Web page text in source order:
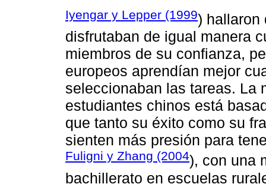
Iyengar y Lepper (1999) hallaron
disfrutaban de igual manera
miembros de su confianza,
europeos aprendían mejor
seleccionaban las tareas. La
estudiantes chinos está
que tanto su éxito como su
sienten más presión para
Fuligni y Zhang (2004), con una
bachillerato en escuelas